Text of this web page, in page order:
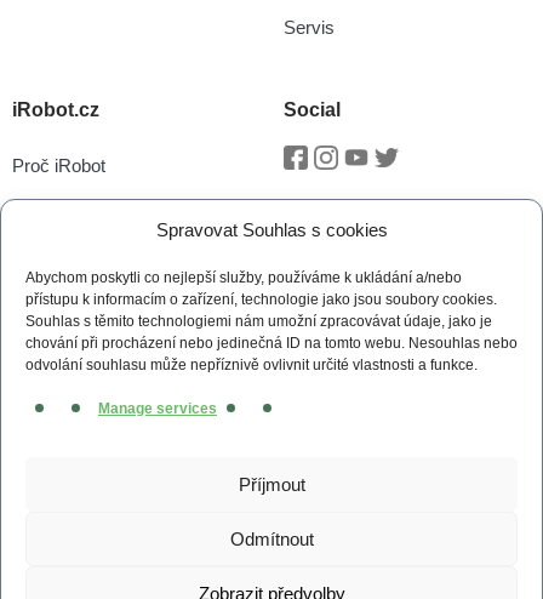
Spravovat Souhlas s cookies
Abychom poskytli co nejlepší služby, používáme k ukládání a/nebo
přístupu k informacím o zařízení, technologie jako jsou soubory cookies.
Souhlas s těmito technologiemi nám umožní zpracovávat údaje, jako je
chování při procházení nebo jedinečná ID na tomto webu. Nesouhlas nebo
odvolání souhlasu může nepříznivě ovlivnit určité vlastnosti a funkce.
Manage services
Příjmout
Odmítnout
Zobrazit předvolby
Servis
iRobot.cz
Proč iRobot
iRobot OS
Technologie vSLAM®
Novinky
Tiskové zprávy
Kontakt
Social
Facebook
Instagram
Youtube